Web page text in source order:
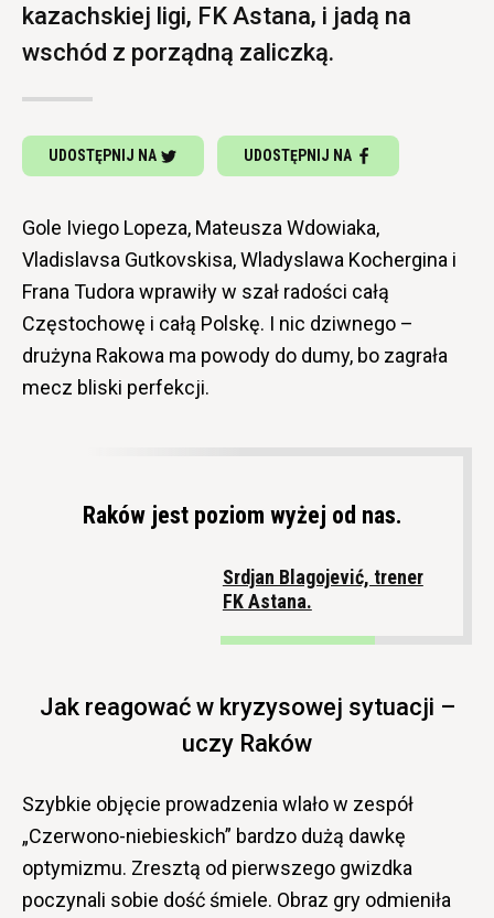
kazachskiej ligi, FK Astana, i jadą na
wschód z porządną zaliczką.
UDOSTĘPNIJ NA UDOSTĘPNIJ NA
Gole Iviego Lopeza, Mateusza Wdowiaka,
Vladislavsa Gutkovskisa, Wladyslawa Kochergina i
Frana Tudora wprawiły w szał radości całą
Częstochowę i całą Polskę. I nic dziwnego –
drużyna Rakowa ma powody do dumy, bo zagrała
mecz bliski perfekcji.
Raków jest poziom wyżej od nas.
Srdjan Blagojević, trener
FK Astana.
Jak reagować w kryzysowej sytuacji –
uczy Raków
Szybkie objęcie prowadzenia wlało w zespół
„Czerwono-niebieskich” bardzo dużą dawkę
optymizmu. Zresztą od pierwszego gwizdka
poczynali sobie dość śmiele. Obraz gry odmieniła